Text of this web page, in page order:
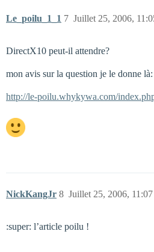
Le_poilu_1_1 Juillet 25, 2006,
7
DirectX10 peut-il attendre?
mon avis sur la question je le donne là:
http://le-poilu.whykywa.com/
NickKangJr Juillet 25, 2006, 11:07
8
:super: l’article poilu !